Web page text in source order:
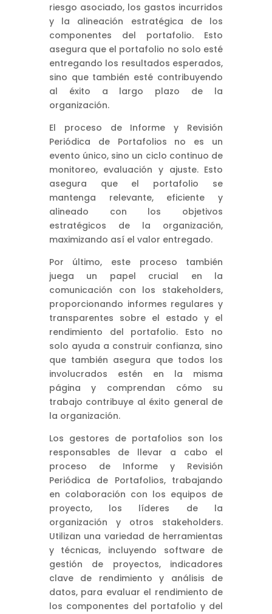
riesgo asociado, los gastos incurridos
y la alineación estratégica de los
componentes del portafolio. Esto
asegura que el portafolio no solo esté
entregando los resultados esperados,
sino que también esté contribuyendo
al éxito a largo plazo de la
organización.
El proceso de Informe y Revisión
Periódica de Portafolios no es un
evento único, sino un ciclo continuo de
monitoreo, evaluación y ajuste. Esto
asegura que el portafolio se
mantenga relevante, eficiente y
alineado con los objetivos
estratégicos de la organización,
maximizando así el valor entregado.
Por último, este proceso también
juega un papel crucial en la
comunicación con los stakeholders,
proporcionando informes regulares y
transparentes sobre el estado y el
rendimiento del portafolio. Esto no
solo ayuda a construir confianza, sino
que también asegura que todos los
involucrados estén en la misma
página y comprendan cómo su
trabajo contribuye al éxito general de
la organización.
Los gestores de portafolios son los
responsables de llevar a cabo el
proceso de Informe y Revisión
Periódica de Portafolios, trabajando
en colaboración con los equipos de
proyecto, los líderes de la
organización y otros stakeholders.
Utilizan una variedad de herramientas
y técnicas, incluyendo software de
gestión de proyectos, indicadores
clave de rendimiento y análisis de
datos, para evaluar el rendimiento de
los componentes del portafolio y del